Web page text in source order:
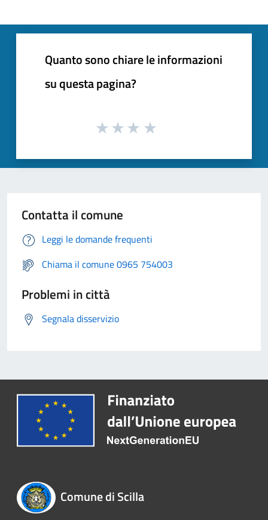
Quanto sono chiare le informazioni
su questa pagina?
Contatta il comune
Leggi le domande frequenti
Chiama il comune 0965 754003
Problemi in città
Segnala disservizio
Comune di Scilla